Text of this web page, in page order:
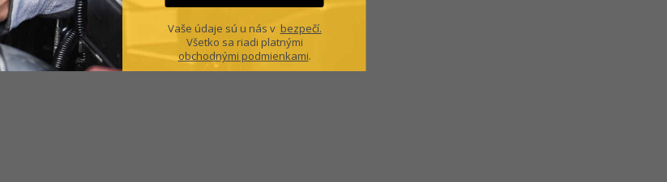
Vaše údaje sú u nás v bezpečí.
Všetko sa riadi platnými
obchodnými podmienkami.